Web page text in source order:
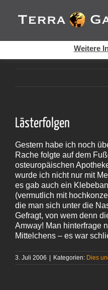
Inhalt
springen
Lästerfolgen
Gestern habe ich noch
Rache folgte auf dem
osteuropäischen
wurde ich nicht nur mit
es gab auch ein
(vermutlich mit
die man sich unter die
Gefragt, von wem denn
Amway! Man hinterfrage
Mittelchens – es war
3. Juli 2006 | Kategorien: Dies
Cookies helfen auf auf
Dienste. Durch die Nutzung
Weitere